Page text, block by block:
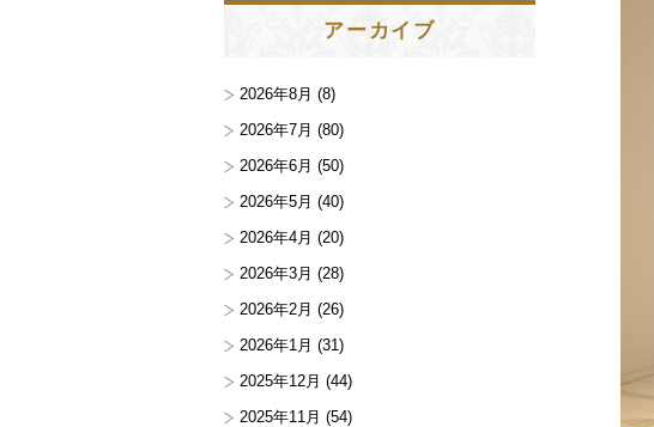
アーカイブ
2026年8月 (8)
2026年7月 (80)
2026年6月 (50)
2026年5月 (40)
2026年4月 (20)
2026年3月 (28)
2026年2月 (26)
2026年1月 (31)
2025年12月 (44)
2025年11月 (54)